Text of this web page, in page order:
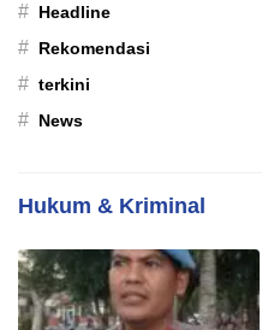
# Headline
# Rekomendasi
# terkini
# News
Hukum & Kriminal